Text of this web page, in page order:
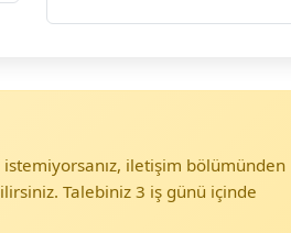
istemiyorsanız, iletişim bölümünden
Talebiniz 3 iş günü içinde